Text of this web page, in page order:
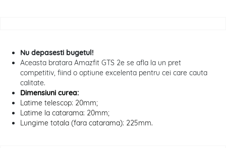
Nu depasesti bugetul!
Aceasta bratara Amazfit GTS 2e se afla la un pret
competitiv, fiind o optiune excelenta pentru cei care cauta
calitate.
Dimensiuni curea:
Latime telescop: 20mm;
Latime la catarama: 20mm;
Lungime totala (fara catarama): 225mm.